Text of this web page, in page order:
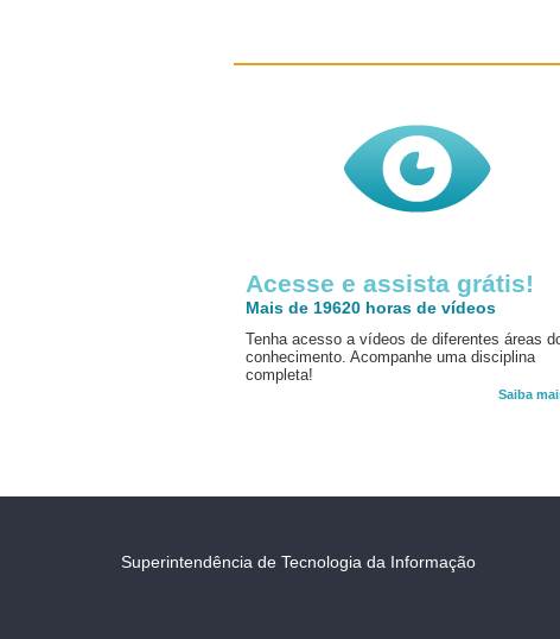
Acesse e assista grátis!
Mais de 19620 horas de vídeos
Tenha acesso a vídeos de diferentes áreas
conhecimento. Acompanhe uma disciplina
completa!
Saiba
Superintendência de Tecnologia da Informação